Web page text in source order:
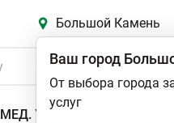
Большой Камень
МЕД. УСЛУГИ
Ваш город
От выбора города
услуг